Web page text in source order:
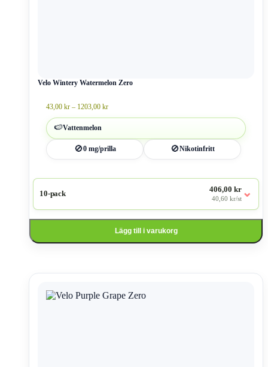
Velo Wintery Watermelon Zero
43,00 kr – 1203,00 krPrisintervall:
🍉Vattenmelon
🚫0 mg/prilla 🚫Nikotinfritt
10-pack 406,00 kr
40,60 kr/st ⌄
Lägg till i varukorg
väljas
produktsidan
produkten